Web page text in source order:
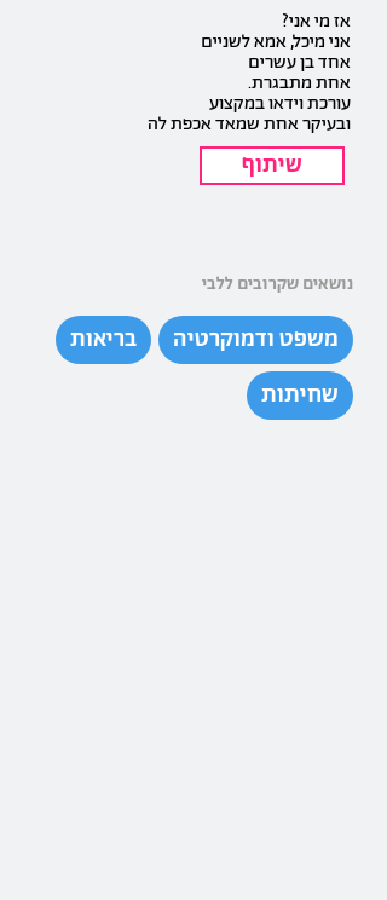
אז מי אני?
אני מיכל, אמא לשניים
אחד בן עשרים
אחת מתבגרת.
עורכת וידאו במקצוע
ובעיקר אחת שמאד אכפת לה
שיתוף
נושאים שקרובים ללבי
משפט ודמוקרטיה
בריאות
שחיתות